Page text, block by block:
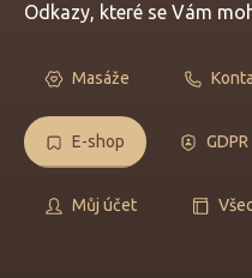
Odkazy, které se Vám
Masáže
E-shop GDPR
Můj účet